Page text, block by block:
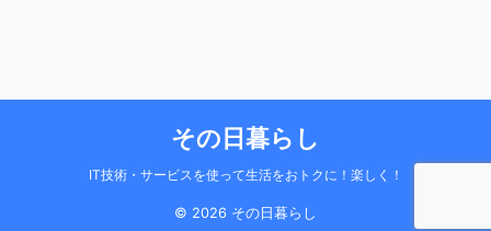
その日暮らし
IT技術・サービスを使って生活をおトクに！楽しく！
© 2026 その日暮らし